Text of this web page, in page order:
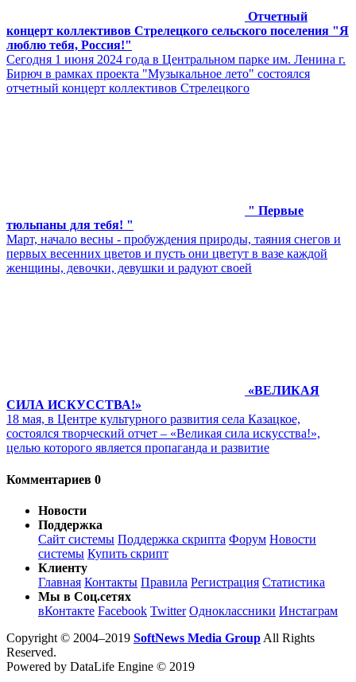
Отчетный
концерт коллективов Стрелецкого сельского поселения "Я
люблю тебя, Россия!"
Сегодня 1 июня 2024 года в Центральном парке им. Ленина г.
Бирюч в рамках проекта "Музыкальное лето" состоялся
отчетный концерт коллективов Стрелецкого
" Первые
тюльпаны для тебя! "
Март, начало весны - пробуждения природы, таяния снегов и
первых весенних цветов и пусть они цветут в вазе каждой
женщины, девочки, девушки и радуют своей
«ВЕЛИКАЯ
СИЛА ИСКУССТВА!»
18 мая, в Центре культурного развития села Казацкое,
состоялся творческий отчет – «Великая сила искусства!»,
целью которого является пропаганда и развитие
Комментариев 0
Новости
Поддержка
Сайт системы Поддержка скрипта Форум Новости
системы Купить скрипт
Клиенту
Главная Контакты Правила Регистрация Статистика
Мы в Соц.сетях
вКонтакте Facebook Twitter Одноклассники Инстаграм
Copyright © 2004–2019 SoftNews Media Group All Rights
Reserved.
Powered by DataLife Engine © 2019